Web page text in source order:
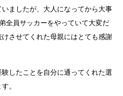
いましたが、大人になってから大事
全員サッカーをやっていて大変だ
させてくれた母親にはとても感謝
したことを自分に通ってくれた選
。